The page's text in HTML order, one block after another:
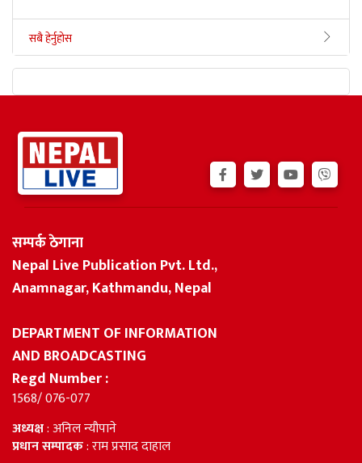
सबै हेर्नुहोस
सम्पर्क ठेगाना
Nepal Live Publication Pvt. Ltd.,
Anamnagar, Kathmandu, Nepal
DEPARTMENT OF INFORMATION
AND BROADCASTING
Regd Number :
1568/ 076-077
अध्यक्ष: अनिल न्यौपाने
प्रधान सम्पादक: राम प्रसाद दाहाल